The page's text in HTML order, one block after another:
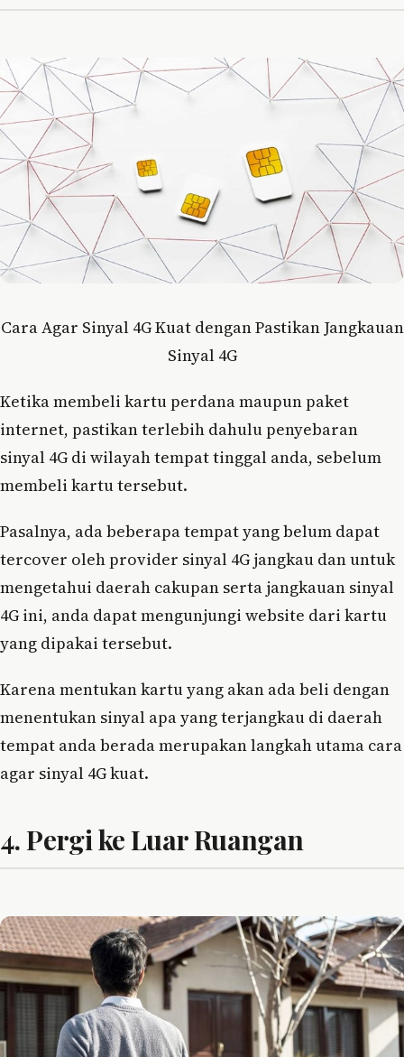
Cara Agar Sinyal 4G Kuat dengan Pastikan Jangkauan
Sinyal 4G
Ketika membeli kartu perdana maupun paket
internet, pastikan terlebih dahulu penyebaran
sinyal 4G di wilayah tempat tinggal anda, sebelum
membeli kartu tersebut.
Pasalnya, ada beberapa tempat yang belum dapat
tercover oleh provider sinyal 4G jangkau dan untuk
mengetahui daerah cakupan serta jangkauan sinyal
4G ini, anda dapat mengunjungi website dari kartu
yang dipakai tersebut.
Karena mentukan kartu yang akan ada beli dengan
menentukan sinyal apa yang terjangkau di daerah
tempat anda berada merupakan langkah utama cara
agar sinyal 4G kuat.
4. Pergi ke Luar Ruangan